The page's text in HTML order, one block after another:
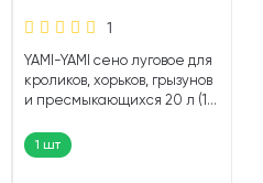
1
YAMI-YAMI сено луговое для
кроликов, хорьков, грызунов
и пресмыкающихся 20 л (1
1 шт